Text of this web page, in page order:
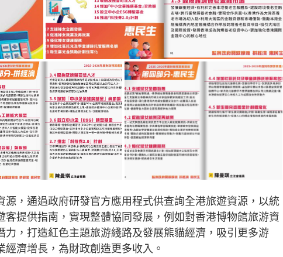
，通過政府研發官方應用程式供查詢全港旅遊資源，以統
提供指南，實現整體協同發展，例如對香港博物館旅游資
，打造紅色主題旅游綫路及發展熊貓經濟，吸引更多游
濟增長，為財政創造更多收入。